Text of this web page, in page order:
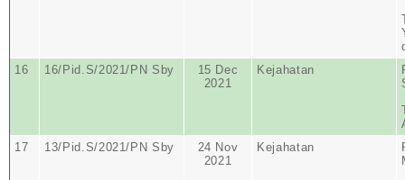
16
16/Pid.S/2021/PN Sby
15 Dec
2021
Kejahatan
17
13/Pid.S/2021/PN Sby
24 Nov
2021
Kejahatan